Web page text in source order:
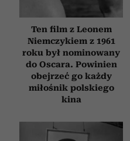
Ten film z Leonem
Niemczykiem z 1961
roku był nominowany
do Oscara. Powinien
obejrzeć go każdy
miłośnik polskiego
kina